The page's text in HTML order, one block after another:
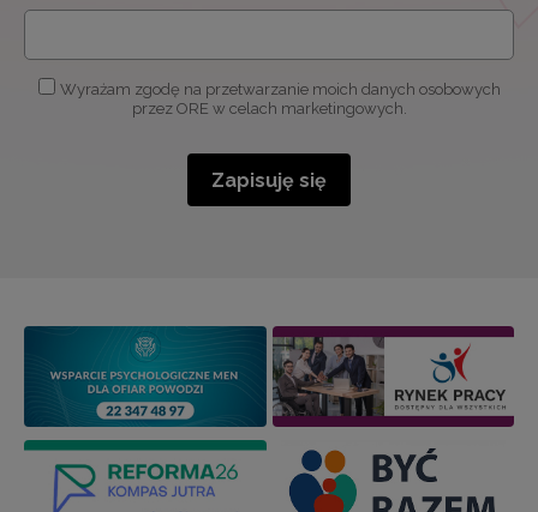
Wyrażam zgodę na przetwarzanie moich danych osobowych
przez ORE w celach marketingowych.
Zapisuję się